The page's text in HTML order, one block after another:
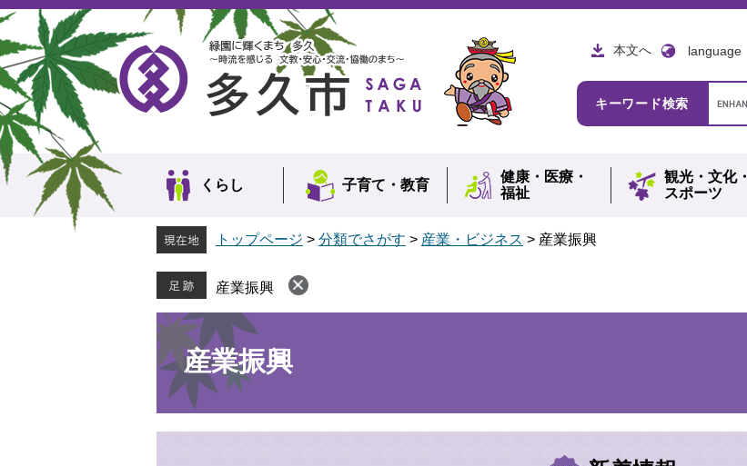
ペ
ー
ジ
の
先
頭
で
す。
メ
ニ
ュ
ー
を
飛
ば
し
て
本
本文へ language
キーワード検索
カ
ス
検
索
くらし 子育て・ 教育
健康・ 医療・
福祉
観光・ 文化・
スポーツ
トップページ > 分類でさがす > 産業・ビジネス > 産業振興
産業振興
本
文
産業振興